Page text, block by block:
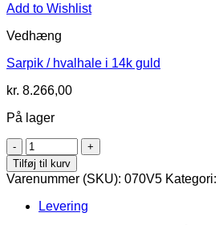
Add to Wishlist
Vedhæng
Sarpik / hvalhale i 14k guld
kr. 8.266,00
På lager
Sarpik
/
hvalhale
(14k
guld)
antal
Tilføj til kurv
Varenummer (SKU): 070V5 Kategori:
Levering